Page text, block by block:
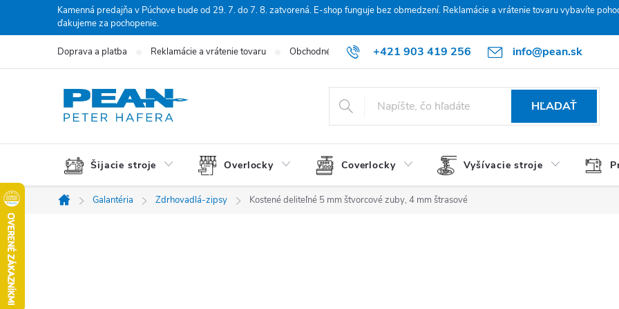
Kamenná predajňa v Púchove bude od 29. 7. do 7. 8. zatvorená. E‑shop funguje bez obmedzení. Reklamácie a vrátenie tovaru vybavíte
ďakujeme za pochopenie.
+421 903 419 256 info@pean.sk
Doprava a platba Reklamácie a vrátenie tovaru Obchodné podmienky Podmienky ochrany osobných údajov O nás
HĽADAŤ
Šijacie stroje Overlocky Coverlocky Vyšívacie stroje
Domov
Galantéria Zdrhovadlá-zipsy Kostené deliteľné 5 mm štvorcové zuby, 4 mm štrasové